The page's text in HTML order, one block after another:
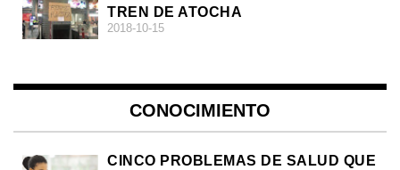
TREN DE ATOCHA
2018-10-15
CONOCIMIENTO
CINCO PROBLEMAS DE SALUD QUE